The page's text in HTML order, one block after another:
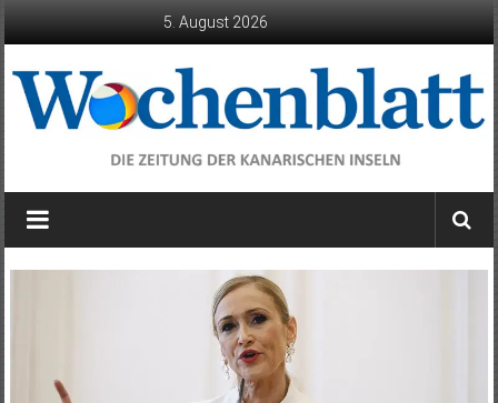
5. August 2026
Wochenblatt
die